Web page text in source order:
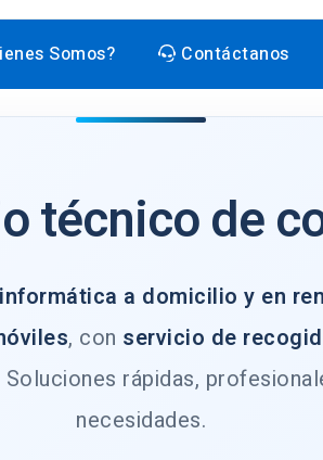
Somos? Contáctanos
técnico de
a domicilio y en
, con servicio de
rápidas,
necesidades.